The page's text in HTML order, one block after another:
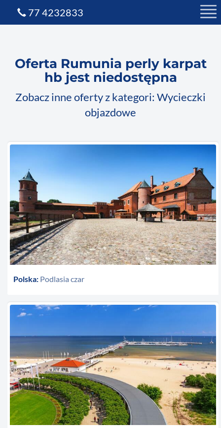
Oferta Rumunia perly karpat
hb jest niedostępna
Zobacz inne oferty z kategori: Wycieczki
objazdowe
Polska: Podlasia czar
77 4232833